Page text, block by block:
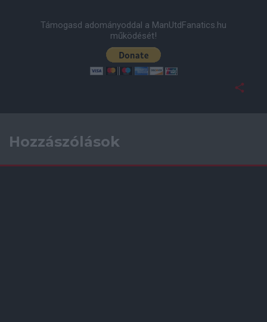
Támogasd adományoddal a ManUtdFanatics.hu
működését!
Hozzászólások